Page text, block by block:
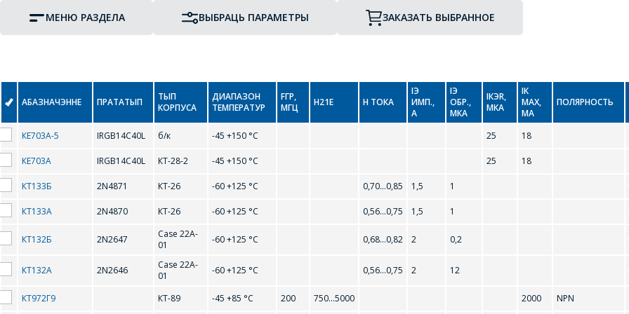
МЕНЮ РАЗДЕЛА ВЫБРАЦЬ ПАРАМЕТРЫ ЗАКАЗАТЬ ВЫБРАННОЕ
АБАЗНАЧЭННЕ ПРАТАТЫП
ТЫП
КОРПУСА
ДИАПАЗОН
ТЕМПЕРАТУР
FГР,
МГЦ
H21Е H ТОКА
IЭ
ИМП.,
A
IЭ
ОБР.,
МКА
IКЭR,
МКА
IК
MAX,
МА
ПОЛЯРНОСТЬ
КЕ703А-5
IRGB14C40L б/к -45 +150 °С 25 18
КЕ703А IRGB14C40L КТ-28-2 -45 +150 °С 25 18
КТ133Б 2N4871 КТ-26 -60 +125 °С 0,70...0,85 1,5 1
КТ133А 2N4870 КТ-26 -60 +125 °С 0,56...0,75 1,5 1
КТ132Б 2N2647
Case 22A-
01
-60 +125 °С 0,68...0,82 2 0,2
КТ132А 2N2646
Case 22A-
01
-60 +125 °С 0,56...0,75 2 12
КТ972Г9 КТ-89 -45 +85 °С 200 750...5000 2000 NPN